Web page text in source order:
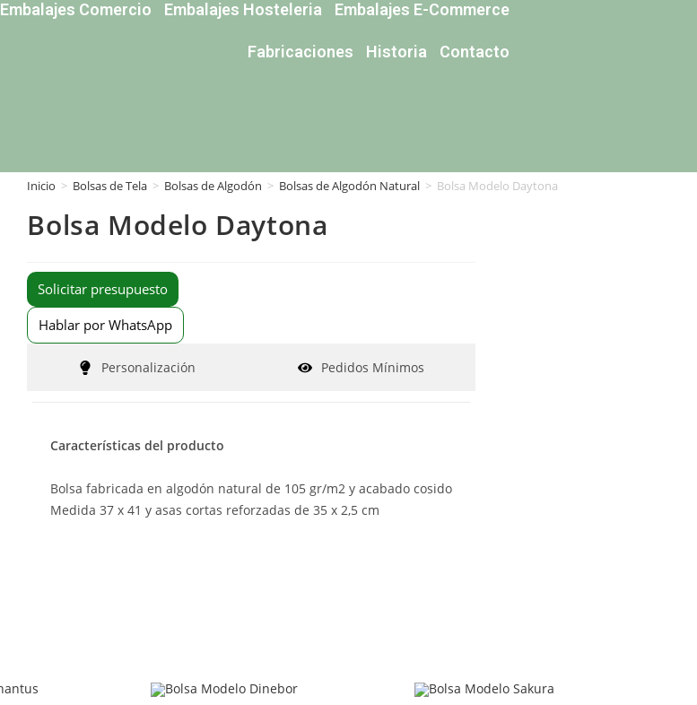
Embalajes Comercio Embalajes Hosteleria Embalajes E-Commerce
Fabricaciones Historia Contacto
Inicio > Bolsas de Tela > Bolsas de Algodón > Bolsas de Algodón Natural > Bolsa Modelo Daytona
Bolsa Modelo Daytona
Solicitar presupuesto
Hablar por WhatsApp
Personalización Pedidos Mínimos
Características del producto
Bolsa fabricada en algodón natural de 105 gr/m2 y acabado cosido
Medida 37 x 41 y asas cortas reforzadas de 35 x 2,5 cm